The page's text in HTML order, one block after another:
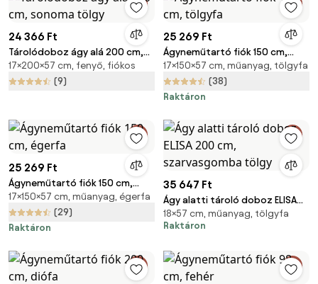
24 366 Ft
Tárolódoboz ágy alá 200 cm,
sonoma tölgy
17×200×57 cm, fenyő, fiókos
(9)
25 269 Ft
Ágyneműtartó fiók 150 cm,
tölgyfa
17×150×57 cm, műanyag, tölgyfa
(38)
Raktáron
25 269 Ft
Ágyneműtartó fiók 150 cm,
égerfa
17×150×57 cm, műanyag, égerfa
(29)
Raktáron
35 647 Ft
Ágy alatti tároló doboz ELISA
200 cm, szarvasgomba tölgy
18×57 cm, műanyag, tölgyfa
Raktáron